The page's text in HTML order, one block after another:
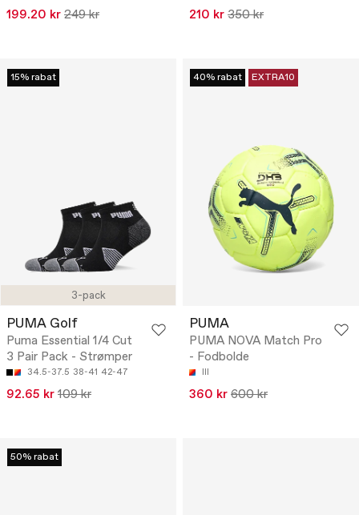
199.20 kr 249 kr 210 kr 350 kr
3-pack
15% rabat
PUMA Golf
Puma Essential 1/4 Cut
3 Pair Pack - Strømper
34.5-37.5 38-41 42-47
92.65 kr 109 kr
40% rabat EXTRA10
PUMA
PUMA NOVA Match Pro
- Fodbolde
III
360 kr 600 kr
50% rabat